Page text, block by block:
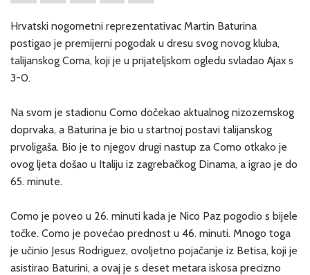
Hrvatski nogometni reprezentativac Martin Baturina
postigao je premijerni pogodak u dresu svog novog kluba,
talijanskog Coma, koji je u prijateljskom ogledu svladao Ajax s
3-0.
Na svom je stadionu Como dočekao aktualnog nizozemskog
doprvaka, a Baturina je bio u startnoj postavi talijanskog
prvoligaša. Bio je to njegov drugi nastup za Como otkako je
ovog ljeta došao u Italiju iz zagrebačkog Dinama, a igrao je do
65. minute.
Como je poveo u 26. minuti kada je Nico Paz pogodio s bijele
točke. Como je povećao prednost u 46. minuti. Mnogo toga
je učinio Jesus Rodriguez, ovoljetno pojačanje iz Betisa, koji je
asistirao Baturini, a ovaj je s deset metara iskosa precizno